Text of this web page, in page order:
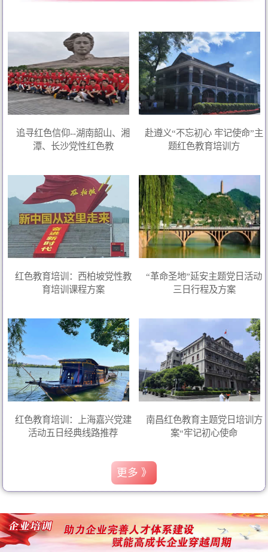
追寻红色信仰--湖南韶山、湘
潭、长沙党性红色教
赴遵义“不忘初心 牢记使命”主
题红色教育培训方
红色教育培训：西柏坡党性教
育培训课程方案
“革命圣地”延安主题党日活动
三日行程及方案
红色教育培训：上海嘉兴党建
活动五日经典线路推荐
南昌红色教育主题党日培训方
案“牢记初心使命
更多 》